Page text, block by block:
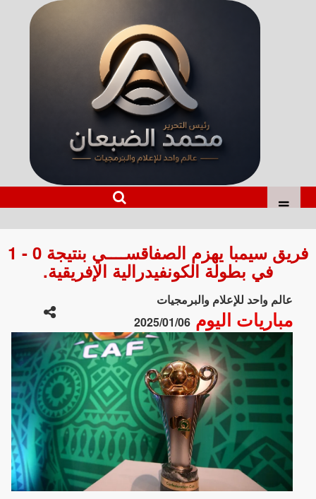
فريق سيمبا يهزم الصفاقســــي بنتيجة 0 - 1
في بطولة الكونفيدرالية الإفريقية.
عالم واحد للإعلام والبرمجيات
مباريات اليوم2025/01/06